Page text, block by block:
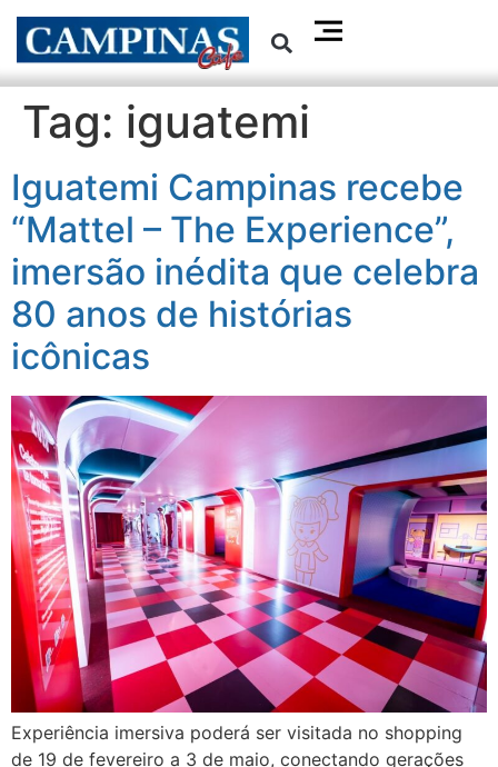
Tag: iguatemi
Iguatemi Campinas recebe
“Mattel – The Experience”,
imersão inédita que celebra
80 anos de histórias
icônicas
Experiência imersiva poderá ser visitada no shopping
de 19 de fevereiro a 3 de maio, conectando gerações